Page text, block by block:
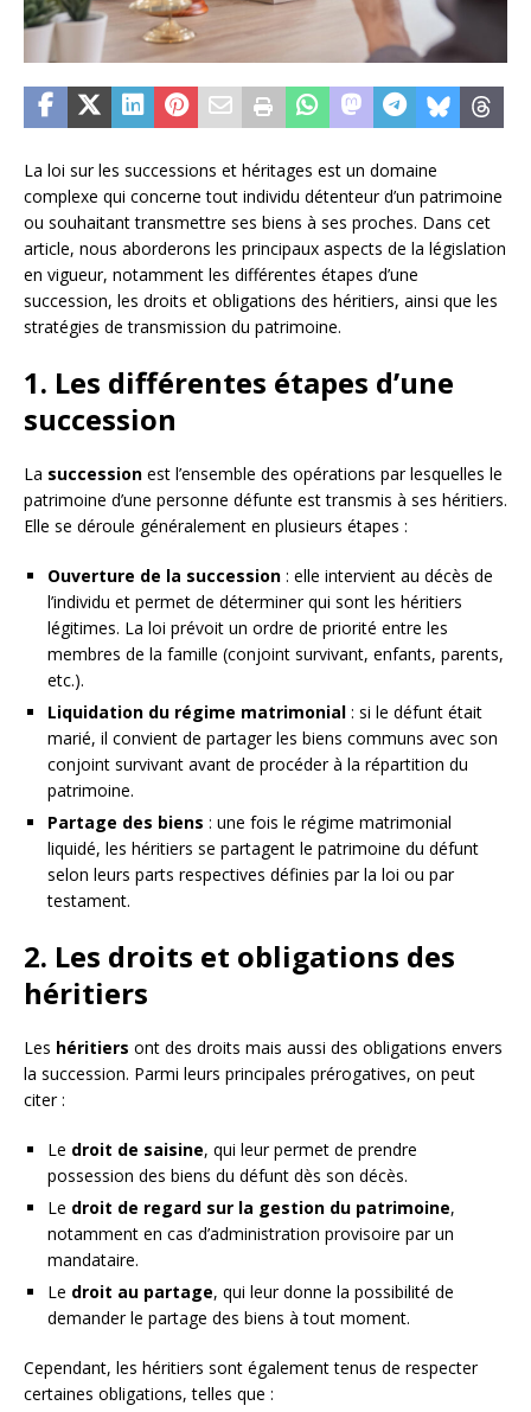
La loi sur les successions et héritages est un domaine
complexe qui concerne tout individu détenteur d’un patrimoine
ou souhaitant transmettre ses biens à ses proches. Dans cet
article, nous aborderons les principaux aspects de la législation
en vigueur, notamment les différentes étapes d’une
succession, les droits et obligations des héritiers, ainsi que les
stratégies de transmission du patrimoine.
1. Les différentes étapes d’une
succession
La succession est l’ensemble des opérations par lesquelles le
patrimoine d’une personne défunte est transmis à ses héritiers.
Elle se déroule généralement en plusieurs étapes :
Ouverture de la succession : elle intervient au décès de
l’individu et permet de déterminer qui sont les héritiers
légitimes. La loi prévoit un ordre de priorité entre les
membres de la famille (conjoint survivant, enfants, parents,
etc.).
Liquidation du régime matrimonial : si le défunt était
marié, il convient de partager les biens communs avec son
conjoint survivant avant de procéder à la répartition du
patrimoine.
Partage des biens : une fois le régime matrimonial
liquidé, les héritiers se partagent le patrimoine du défunt
selon leurs parts respectives définies par la loi ou par
testament.
2. Les droits et obligations des
héritiers
Les héritiers ont des droits mais aussi des obligations envers
la succession. Parmi leurs principales prérogatives, on peut
citer :
Le droit de saisine, qui leur permet de prendre
possession des biens du défunt dès son décès.
Le droit de regard sur la gestion du patrimoine,
notamment en cas d’administration provisoire par un
mandataire.
Le droit au partage, qui leur donne la possibilité de
demander le partage des biens à tout moment.
Cependant, les héritiers sont également tenus de respecter
certaines obligations, telles que :